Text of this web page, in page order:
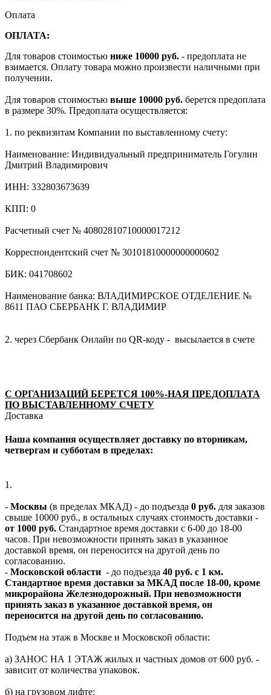
Оплата
ОПЛАТА:
Для товаров стоимостью ниже 10000 руб. - предоплата не
взимается. Оплату товара можно произвести наличными при
получении.
Для товаров стоимостью выше 10000 руб. берется предоплата
в размере 30%. Предоплата осуществляется:
1. по реквизитам Компании по выставленному счету:
Наименование: Индивидуальный предприниматель Гогулин
Дмитрий Владимирович
ИНН: 332803673639
КПП: 0
Расчетный счет № 40802810710000017212
Корреспондентский счет № 30101810000000000602
БИК: 041708602
Наименование банка: ВЛАДИМИРСКОЕ ОТДЕЛЕНИЕ №
8611 ПАО СБЕРБАНК Г. ВЛАДИМИР
2. через Сбербанк Онлайн по QR-коду - высылается в счете
С ОРГАНИЗАЦИЙ БЕРЕТСЯ 100%-НАЯ ПРЕДОПЛАТА
ПО ВЫСТАВЛЕННОМУ СЧЕТУ
Доставка
Наша компания осуществляет доставку по вторникам,
четвергам и субботам в пределах:
1.
- Москвы (в пределах МКАД) - до подъезда 0 руб. для заказов
свыше 10000 руб., в остальных случаях стоимость доставки -
от 1000 руб. Стандартное время доставки с 6-00 до 18-00
часов. При невозможности принять заказ в указанное
доставкой время, он переносится на другой день по
согласованию.
- Московской области - до подъезда 40 руб. с 1 км.
Стандартное время доставки за МКАД после 18-00, кроме
микрорайона Железнодорожный. При невозможности
принять заказ в указанное доставкой время, он
переносится на другой день по согласованию.
Подъем на этаж в Москве и Московской области:
а) ЗАНОС НА 1 ЭТАЖ жилых и частных домов от 600 руб. -
зависит от количества упаковок.
б) на грузовом лифте: